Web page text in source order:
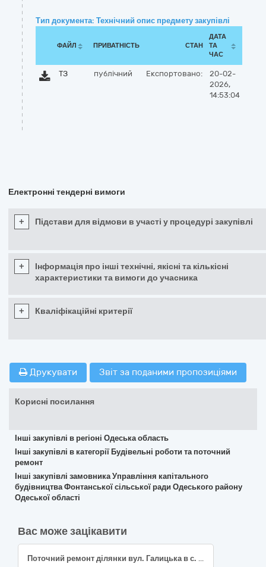
Тип документа: Технічний опис предмету закупівлі
ФАЙЛ ПРИВАТНІСТЬ СТАН
ДАТА
ТА
ЧАС
ТЗ публічний Експортовано:
20-02-
2026,
14:53:04
Електронні тендерні вимоги
+ Підстави для відмови в участі у процедурі закупівлі
+
Інформація про інші технічні, якісні та кількісні
характеристики та вимоги до учасника
+ Кваліфікаційні критерії
Друкувати Звіт за поданими пропозиціями
Корисні посилання
Інші закупівлі в регіоні Одеська область
Інші закупівлі в категорії Будівельні роботи та поточний
ремонт
Інші закупівлі замовника Управління капітального
будівництва Фонтанської сільської ради Одеського району
Одеської області
Вас може зацікавити
Поточний ремонт ділянки вул. Галицька в с. Гаї-Гречинські Тернопільського району Тернопільської області